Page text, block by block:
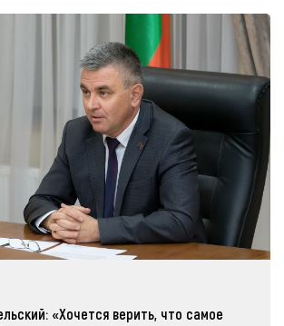
«Хочется верить, что самое